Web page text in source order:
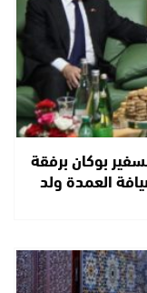
بوكان برفقة
العمدة ولد